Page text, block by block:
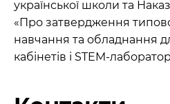
української школи та
«Про затвердження
навчання та обладнання
кабінетів і STEM-